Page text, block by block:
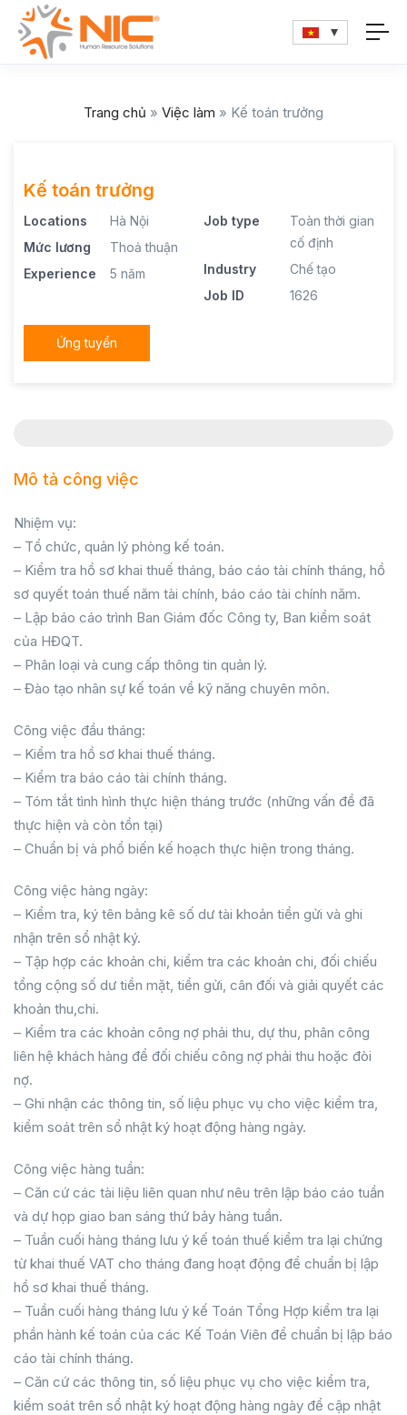
Trang chủ » Việc làm » Kế toán trưởng
Kế toán trưởng
Locations
Hà Nội
Mức lương
Thoả thuận
Experience
5 năm
Job type
Toàn thời gian
cố định
Industry
Chế tạo
Job ID
1626
Ứng tuyển
Mô tả công việc
Nhiệm vụ:
– Tổ chức, quản lý phòng kế toán.
– Kiểm tra hồ sơ khai thuế tháng, báo cáo tài chính tháng, hồ
sơ quyết toán thuế năm tài chính, báo cáo tài chính năm.
– Lập báo cáo trình Ban Giám đốc Công ty, Ban kiểm soát
của HĐQT.
– Phân loại và cung cấp thông tin quản lý.
– Đào tạo nhân sự kế toán về kỹ năng chuyên môn.
Công việc đầu tháng:
– Kiểm tra hồ sơ khai thuế tháng.
– Kiểm tra báo cáo tài chính tháng.
– Tóm tắt tình hình thực hiện tháng trước (những vấn đề đã
thực hiện và còn tồn tại)
– Chuẩn bị và phổ biến kế hoạch thực hiện trong tháng.
Công việc hàng ngày:
– Kiểm tra, ký tên bảng kê số dư tài khoản tiền gửi và ghi
nhận trên sổ nhật ký.
– Tập hợp các khoản chi, kiểm tra các khoản chi, đối chiếu
tổng cộng số dư tiền mặt, tiền gửi, cân đối và giải quyết các
khoản thu,chi.
– Kiểm tra các khoản công nợ phải thu, dự thu, phân công
liên hệ khách hàng để đối chiếu công nợ phải thu hoặc đòi
nợ.
– Ghi nhận các thông tin, số liệu phục vụ cho việc kiểm tra,
kiểm soát trên sổ nhật ký hoạt động hàng ngày.
Công việc hàng tuần:
– Căn cứ các tài liệu liên quan như nêu trên lập báo cáo tuần
và dự họp giao ban sáng thứ bảy hàng tuần.
– Tuần cuối hàng tháng lưu ý kế toán thuế kiểm tra lại chứng
từ khai thuế VAT cho tháng đang hoạt động để chuẩn bị lập
hồ sơ khai thuế tháng.
– Tuần cuối hàng tháng lưu ý kế Toán Tổng Hợp kiểm tra lại
phần hành kế toán của các Kế Toán Viên để chuẩn bị lập báo
cáo tài chính tháng.
– Căn cứ các thông tin, số liệu phục vụ cho việc kiểm tra,
kiểm soát trên sổ nhật ký hoạt động hàng ngày để cập nhật